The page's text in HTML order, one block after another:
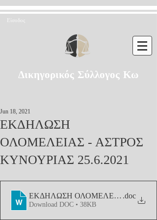
Είσοδος
Δικηγορικός Σύλλογος Κω
ΕΚΔΗΛΩΣΗ
ΟΛΟΜΕΛΕΙΑΣ - ΑΣΤΡΟΣ
ΚΥΝΟΥΡΙΑΣ 25.6.2021
Jun 18, 2021
ΕΚΔΗΛΩΣΗ ΟΛΟΜΕΛΕΙΑΣ -.doc
Download DOC • 38KB